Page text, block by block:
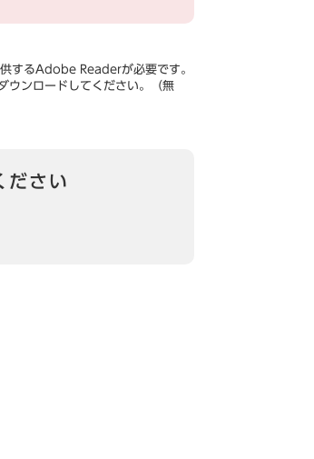
するAdobe Readerが必要です。
ンロードしてください。（無
ださい